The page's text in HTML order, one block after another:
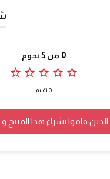
0 من 5 نجوم
star_outline
star_outline
star_outline
star_outline
star_outline
0 تقييم
قاموا بشراء هذا